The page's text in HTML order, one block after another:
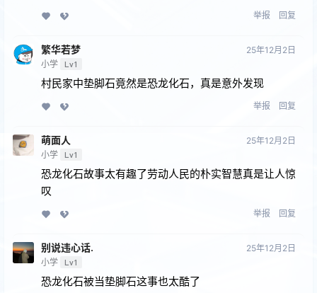
举报 回复
繁华若梦
小学 Lv1
25年12月2日
村民家中垫脚石竟然是恐龙化石，真是意外发现
举报 回复
萌面人
小学 Lv1
25年12月2日
恐龙化石故事太有趣了劳动人民的朴实智慧真是让人惊
叹
举报 回复
别说违心话.
小学 Lv1
25年12月2日
恐龙化石被当垫脚石这事也太酷了